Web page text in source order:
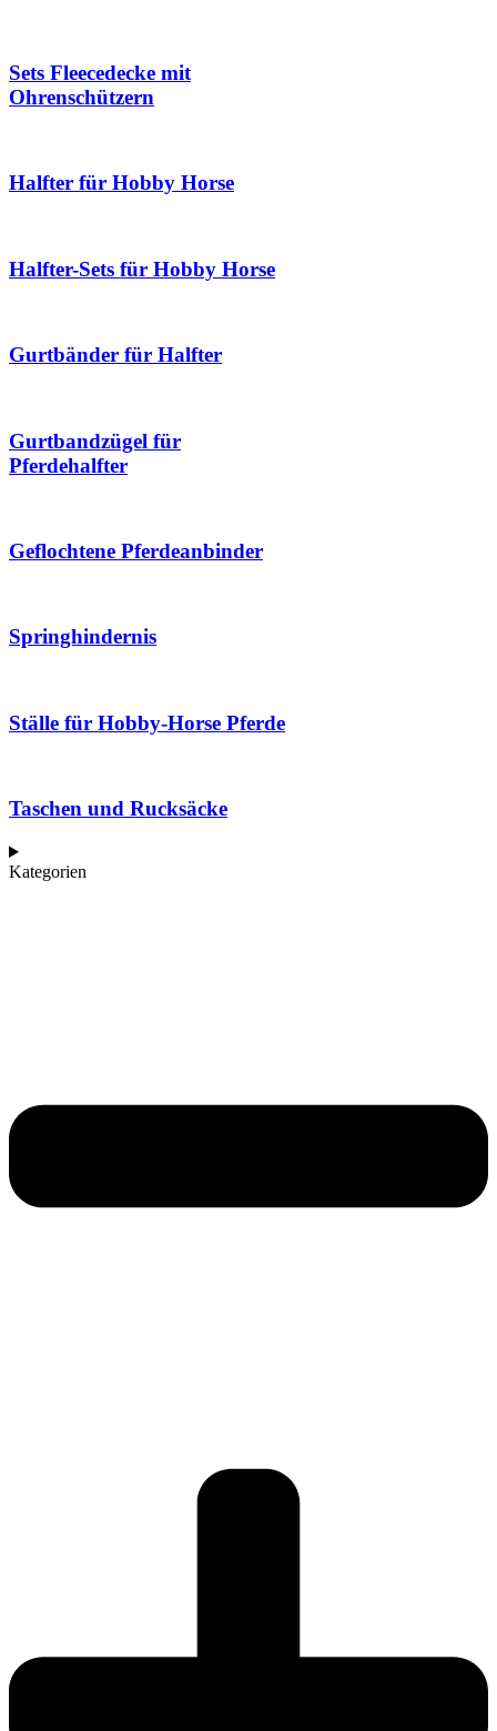
Sets Fleecedecke mit
Ohrenschützern
Halfter für Hobby Horse
Halfter-Sets für Hobby Horse
Gurtbänder für Halfter
Gurtbandzügel für
Pferdehalfter
Geflochtene Pferdeanbinder
Springhindernis
Ställe für Hobby-Horse Pferde
Taschen und Rucksäcke
Kategorien